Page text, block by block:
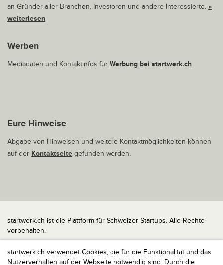
startwerk.ch verwendet Cookies, die für die Funktionalität und das
Nutzerverhalten auf der Webseite notwendig sind. Durch die
an Gründer aller Branchen, Investoren und andere Interessierte. »
weiterlesen
Werben
Mediadaten und Kontaktinfos für Werbung bei startwerk.ch
Eure Hinweise
Abgabe von Hinweisen und weitere Kontaktmöglichkeiten können
auf der Kontaktseite gefunden werden.
startwerk.ch ist die Plattform für Schweizer Startups. Alle Rechte
vorbehalten.
Impressum
Kontakt